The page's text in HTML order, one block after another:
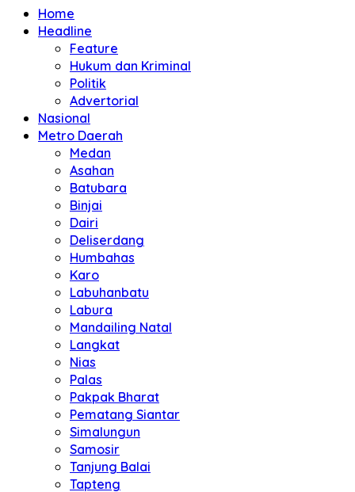
Home
Headline
Feature
Hukum dan Kriminal
Politik
Advertorial
Nasional
Metro Daerah
Medan
Asahan
Batubara
Binjai
Dairi
Deliserdang
Humbahas
Karo
Labuhanbatu
Labura
Mandailing Natal
Langkat
Nias
Palas
Pakpak Bharat
Pematang Siantar
Simalungun
Samosir
Tanjung Balai
Tapteng